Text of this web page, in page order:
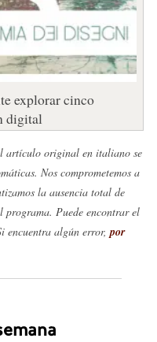
explorar cinco
digital
artículo original en italiano se
Nos comprometemos a
la ausencia total de
programa. Puede encontrar el
algún error, por